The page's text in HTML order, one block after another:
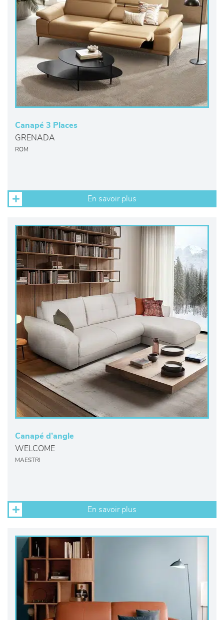
Canapé 3 Places
GRENADA
ROM
En savoir plus
Canapé d’angle
WELCOME
MAESTRI
En savoir plus